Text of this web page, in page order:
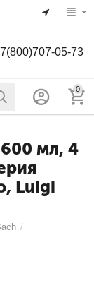
05-73
0
мл, 4
Luigi
/